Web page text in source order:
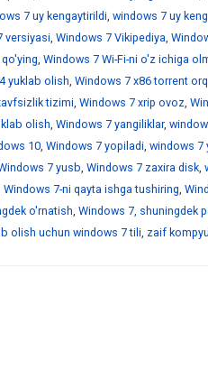
7 uy kengaytirildi, windows 7 uy
versiyasi, Windows 7 Vikipediya,
, Windows 7 Wi-Fi-ni o'z ichiga
yuklab olish, Windows 7 x86 torrent
tizimi, Windows 7 xrip ovoz,
olish, Windows 7 yangiliklar,
10, Windows 7 yopiladi, windows 7
7 yusb, Windows 7 zaxira disk,
Windows 7-ni qayta ishga tushiring,
o'rnatish, Windows 7, shuningdek
olish uchun windows 7 tili, zaif